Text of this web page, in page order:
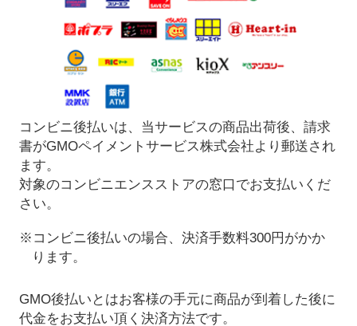
コンビニ後払いは、当サービスの商品出荷後、請求
書がGMOペイメントサービス株式会社より郵送され
ます。
対象のコンビニエンスストアの窓口でお支払いくだ
さい。
※コンビニ後払いの場合、決済手数料300円がかか
ります。
GMO後払いとはお客様の手元に商品が到着した後に
代金をお支払い頂く決済方法です。